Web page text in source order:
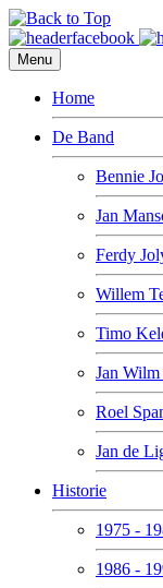
Menu
Home
De Band
Bennie
Jan
Ferdy
Willem
Timo
Jan
Roel
Jan de
Historie
1975 -
1986 -